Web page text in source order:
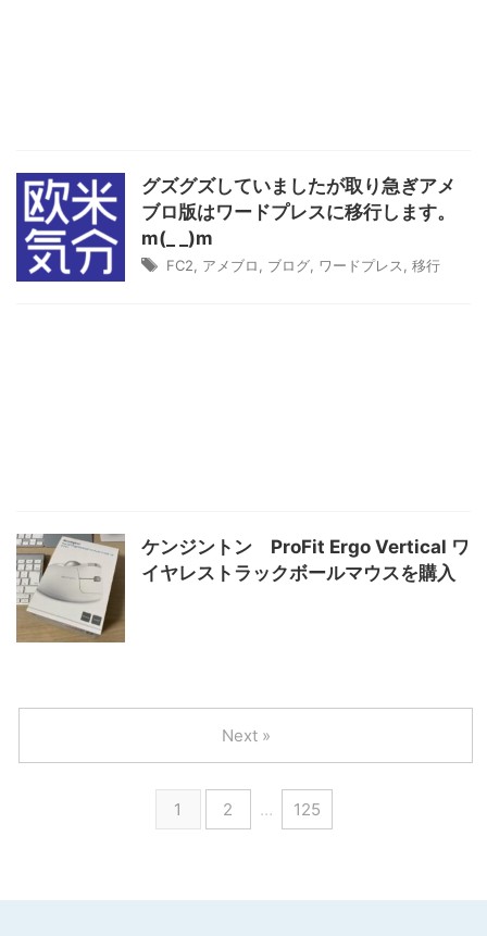
グズグズしていましたが取り急ぎアメ
ブロ版はワードプレスに移行します。
m(_ _)m
FC2 アメブロ ブログ ワードプレス 移行
ケンジントン ProFit Ergo Vertical ワ
イヤレストラックボールマウスを購入
1 2 … 125
Next »